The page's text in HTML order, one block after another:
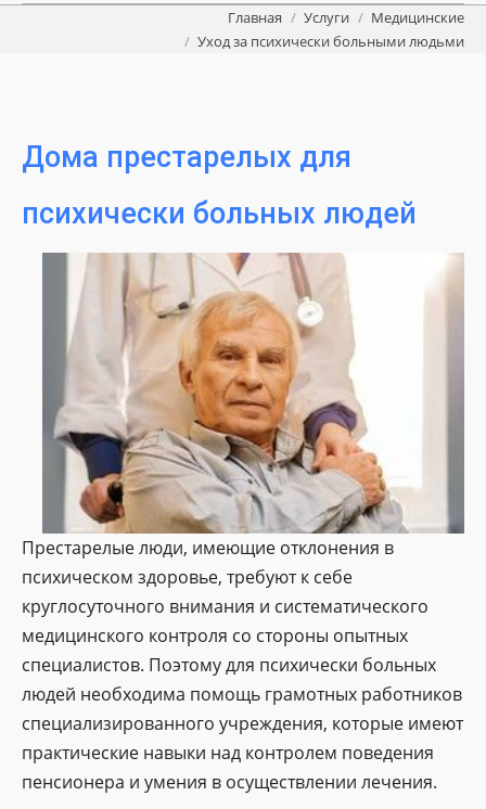
Главная Услуги
Медицинские
Уход за психически больными людьми
Дома престарелых для
психически больных людей
Престарелые люди, имеющие отклонения в
психическом здоровье, требуют к себе
круглосуточного внимания и систематического
медицинского контроля со стороны опытных
специалистов. Поэтому для психически больных
людей необходима помощь грамотных работников
специализированного учреждения, которые имеют
практические навыки над контролем поведения
пенсионера и умения в осуществлении лечения.